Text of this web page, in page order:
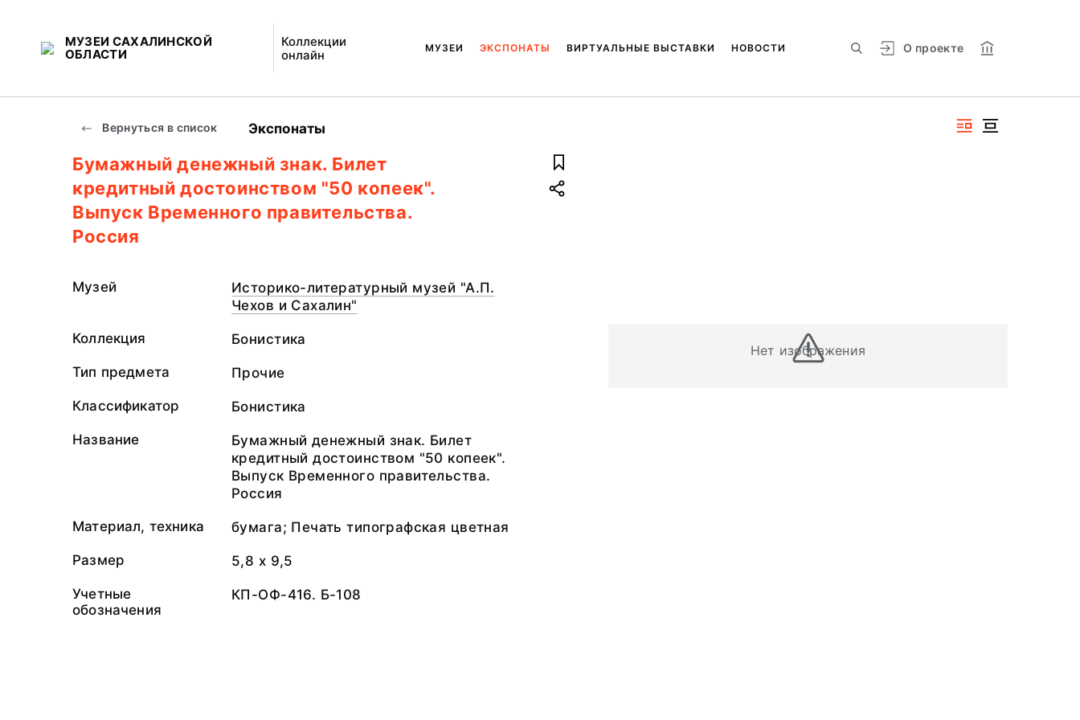
МУЗЕИ САХАЛИНСКОЙ
ОБЛАСТИ
Коллекции
онлайн
О проекте
МУЗЕИ ЭКСПОНАТЫ ВИРТУАЛЬНЫЕ ВЫСТАВКИ НОВОСТИ
Вернуться в список Экспонаты
Нет изображения
Бумажный денежный знак. Билет
кредитный достоинством "50 копеек".
Выпуск Временного правительства.
Россия
Музей
Историко-литературный музей "А.П.
Чехов и Сахалин"
Коллекция Бонистика
Тип предмета Прочие
Классификатор Бонистика
Название
Бумажный денежный знак. Билет
кредитный достоинством "50 копеек".
Выпуск Временного правительства.
Россия
Материал, техника бумага; Печать типографская цветная
Размер 5,8 х 9,5
Учетные
обозначения
КП-ОФ-416. Б-108